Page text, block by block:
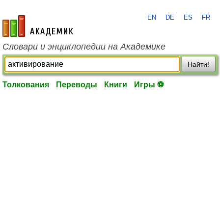
academic.ru
EN DE ES FR
Словари и энциклопедии на Академике
Найти!
Толкования Переводы Книги Игры ⚽